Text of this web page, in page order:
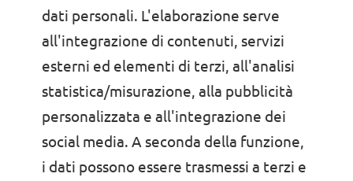
dati personali. L'elaborazione serve
all'integrazione di contenuti, servizi
esterni ed elementi di terzi, all'analisi
statistica/misurazione, alla pubblicità
personalizzata e all'integrazione dei
social media. A seconda della funzione,
i dati possono essere trasmessi a terzi e